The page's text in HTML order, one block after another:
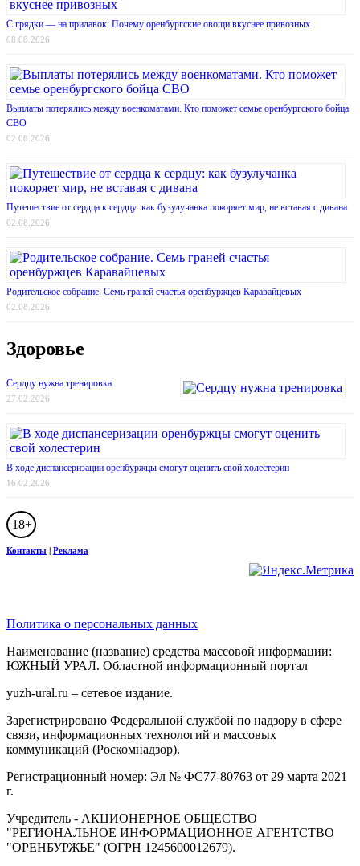
С грядки — на прилавок. Почему оренбургские овощи вкуснее привозных
08.08.2026
Выплаты потерялись между военкоматами. Кто поможет семье оренбургского бойца
СВО
02.08.2026
Путешествие от сердца к сердцу: как бузулучанка покоряет мир, не вставая с дивана
02.08.2026
Родительское собрание. Семь граней счастья оренбуржцев Каравайцевых
02.08.2026
Здоровье
Сердцу нужна тренировка
27.02.2026
В ходе диспансеризации оренбуржцы смогут оценить свой холестерин
16.02.2026
18+
Контакты | Реклама
Политика о персональных данных
Наименование (название) средства массовой информации:
ЮЖНЫЙ УРАЛ. Областной информационный портал
yuzh-ural.ru – сетевое издание.
Зарегистрировано Федеральной службой по надзору в сфере
связи, информационных технологий и массовых
коммуникаций (Роскомнадзор).
Регистрационный номер: Эл № ФС77-80763 от 29 марта 2021
г.
Учредитель - АКЦИОНЕРНОЕ ОБЩЕСТВО
"РЕГИОНАЛЬНОЕ ИНФОРМАЦИОННОЕ АГЕНТСТВО
"ОРЕНБУРЖЬЕ" (ОГРН 1245600012679).